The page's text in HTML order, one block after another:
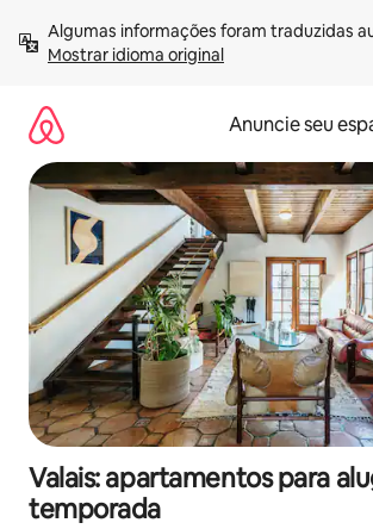
para
Mostrar idioma original
Anuncie seu
Valais: apartamentos para
temporada